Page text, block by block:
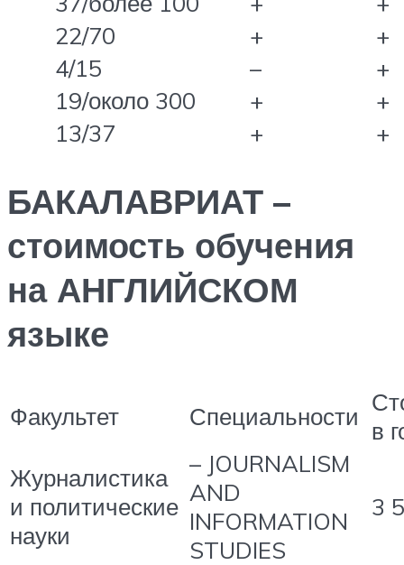
22/70
+
+
4/15
–
+
19/около 300
+
+
13/37
+ +
БАКАЛАВРИАТ –
стоимость обучения
на АНГЛИЙСКОМ
языке
Факультет Специальности в
Журналистика
и политические
науки
– JOURNALISM
AND
INFORMATION
STUDIES
3